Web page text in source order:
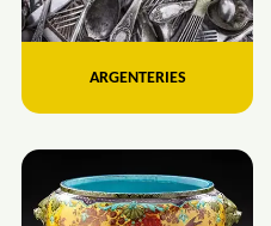
ARGENTERIES